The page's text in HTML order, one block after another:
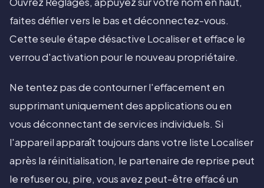
faites défiler vers le bas et déconnectez-vous.
Cette seule étape désactive Localiser et efface le
verrou d'activation pour le nouveau propriétaire.
Ne tentez pas de contourner l'effacement en
supprimant uniquement des applications ou en
vous déconnectant de services individuels. Si
l'appareil apparaît toujours dans votre liste Localiser
après la réinitialisation, le partenaire de reprise peut
le refuser ou, pire, vous avez peut-être effacé un